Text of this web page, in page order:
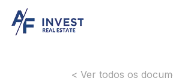
< Ver todos os